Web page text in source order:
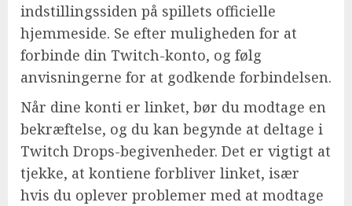
indstillingssiden på spillets officielle
hjemmeside. Se efter muligheden for at
forbinde din Twitch-konto, og følg
anvisningerne for at godkende forbindelsen.
Når dine konti er linket, bør du modtage en
bekræftelse, og du kan begynde at deltage i
Twitch Drops-begivenheder. Det er vigtigt at
tjekke, at kontiene forbliver linket, især
hvis du oplever problemer med at modtage